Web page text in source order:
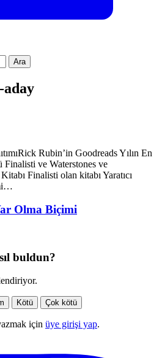
Ara
aday
Rick Rubin’in Goodreads Yılın En
Finalisti ve Waterstones ve
Finalisti olan kitabı Yaratıcı
Olma Biçimi
buldun?
Kötü Çok kötü
için üye girişi yap.